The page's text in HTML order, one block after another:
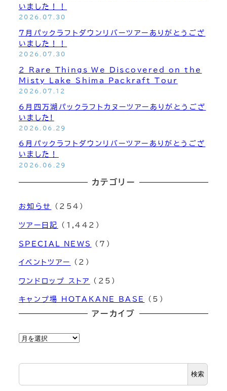
ペ
ー
ジ
送
いました！！
2026.07.30
7月パックラフトダウンリバーツアーありがとうござ
いました！！
2026.07.30
2 Rare Things We Discovered on the
Misty Lake Shima Packraft Tour
2026.07.12
6月四万湖パックラフトカヌーツアーありがとうござ
いました!
2026.06.29
6月パックラフトダウンリバーツアーありがとうござ
いました！
2026.06.29
カテゴリー
お知らせ (254)
ツアー日記 (1,442)
SPECIAL NEWS (7)
イベントツアー (2)
ワンドロップ ストア (25)
キャンプ場 HOTAKANE BASE (5)
アーカイブ
ア
カ
検索